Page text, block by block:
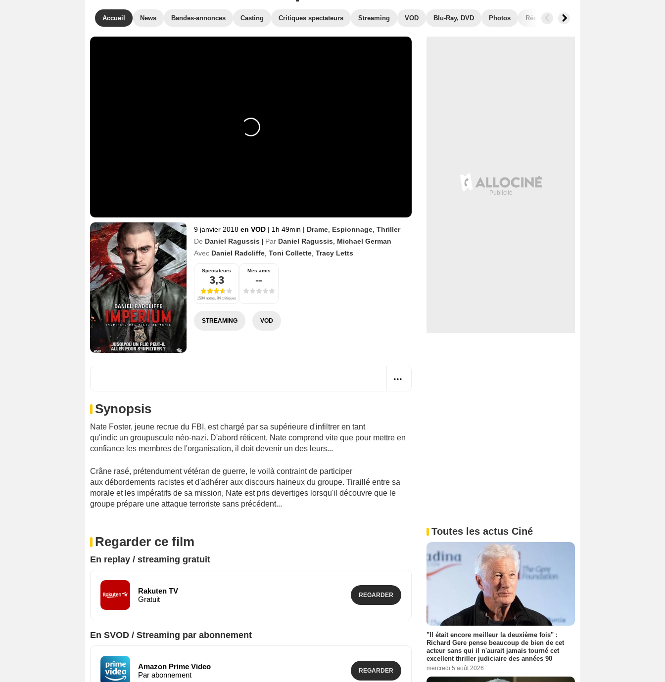
Accueil News Bandes-annonces Casting Critiques spectateurs Streaming VOD Blu-Ray, DVD Photos Récompenses
9 janvier 2018 en VOD | 1h 49min | Drame Espionnage Thriller
De Daniel Ragussis | Par Daniel Ragussis
Michael German
Avec Daniel Radcliffe Toni Collette Tracy Letts
Spectateurs
3,3
1594 notes, 84 critiques
Mes amis
--
STREAMING VOD
Synopsis
Nate Foster, jeune recrue du FBI, est chargé par sa supérieure d'infiltrer en tant
qu'indic un groupuscule néo-nazi. D'abord réticent, Nate comprend vite que pour mettre en
confiance les membres de l'organisation, il doit devenir un des leurs...
Crâne rasé, prétendument vétéran de guerre, le voilà contraint de participer
aux débordements racistes et d'adhérer aux discours haineux du groupe. Tiraillé entre sa
morale et les impératifs de sa mission, Nate est pris devertiges lorsqu'il découvre que le
groupe prépare une attaque terroriste sans précédent...
Regarder ce film
En replay / streaming gratuit
Rakuten TV
Gratuit
REGARDER
En SVOD / Streaming par abonnement
Amazon Prime Video
Par abonnement
REGARDER
Toutes les actus Ciné
"Il était encore meilleur la deuxième fois" :
Richard Gere pense beaucoup de bien de cet
acteur sans qui il n'aurait jamais tourné cet
excellent thriller judiciaire des années 90
mercredi 5 août 2026